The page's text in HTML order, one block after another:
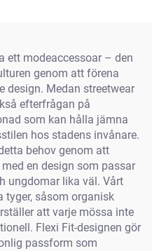
ett modeaccessoar – den
genom att förena
design. Medan streetwear
efterfrågan på
som kan hålla jämna
hos stadens invånare.
behov genom att
en design som passar
ungdomar lika väl. Vårt
såsom organisk
att varje mössa inte
Flexi Fit-designen gör
passform som